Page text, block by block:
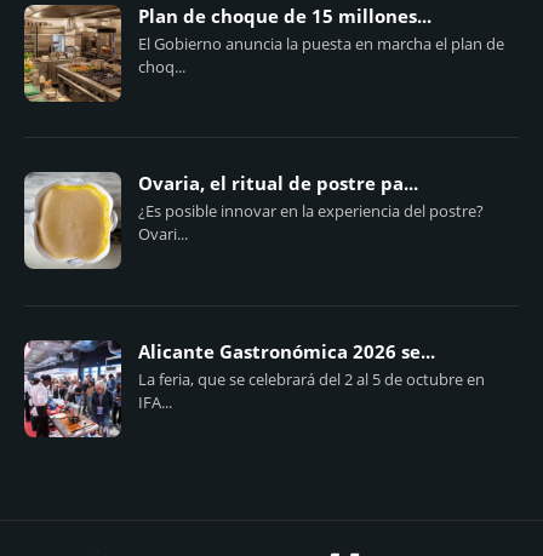
Plan de choque de 15 millones...
El Gobierno anuncia la puesta en marcha el plan de
choq...
Ovaria, el ritual de postre pa...
¿Es posible innovar en la experiencia del postre?
Ovari...
Alicante Gastronómica 2026 se...
La feria, que se celebrará del 2 al 5 de octubre en
IFA...